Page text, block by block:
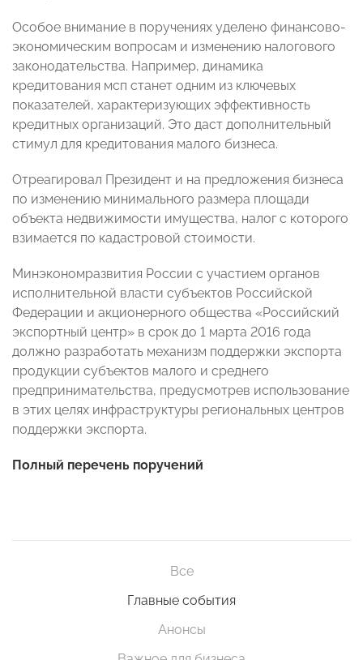
Особое внимание в поручениях уделено финансово-
экономическим вопросам и изменению налогового
законодательства. Например, динамика
кредитования мсп станет одним из ключевых
показателей, характеризующих эффективность
кредитных организаций. Это даст дополнительный
стимул для кредитования малого бизнеса.
Отреагировал Президент и на предложения бизнеса
по изменению минимального размера площади
объекта недвижимости имущества, налог с которого
взимается по кадастровой стоимости.
Минэкономразвития России с участием органов
исполнительной власти субъектов Российской
Федерации и акционерного общества «Российский
экспортный центр» в срок до 1 марта 2016 года
должно разработать механизм поддержки экспорта
продукции субъектов малого и среднего
предпринимательства, предусмотрев использование
в этих целях инфраструктуры региональных центров
поддержки экспорта.
Полный перечень поручений
Все
Главные события
Анонсы